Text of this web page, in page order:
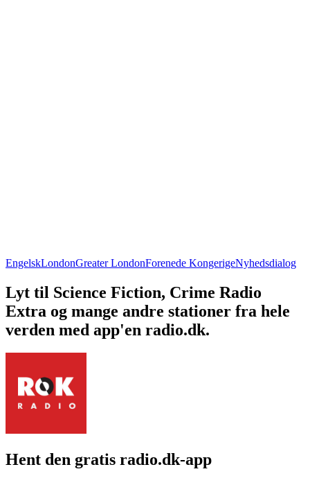
EngelskLondonGreater LondonForenede KongerigeNyhedsdialog
Lyt til Science Fiction, Crime Radio
Extra og mange andre stationer fra hele
verden med app'en radio.dk.
Hent den gratis radio.dk-app